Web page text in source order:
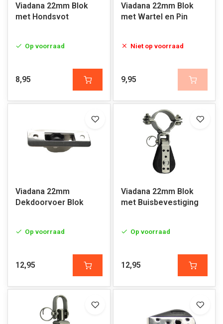
Viadana 22mm Blok
met Hondsvot
Op voorraad
8,95
Viadana 22mm Blok
met Wartel en Pin
Niet op voorraad
9,95
Viadana 22mm
Dekdoorvoer Blok
Op voorraad
12,95
Viadana 22mm Blok
met Buisbevestiging
Op voorraad
12,95